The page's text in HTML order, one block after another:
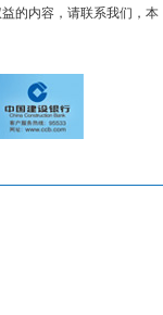
的内容，请联系我们，本